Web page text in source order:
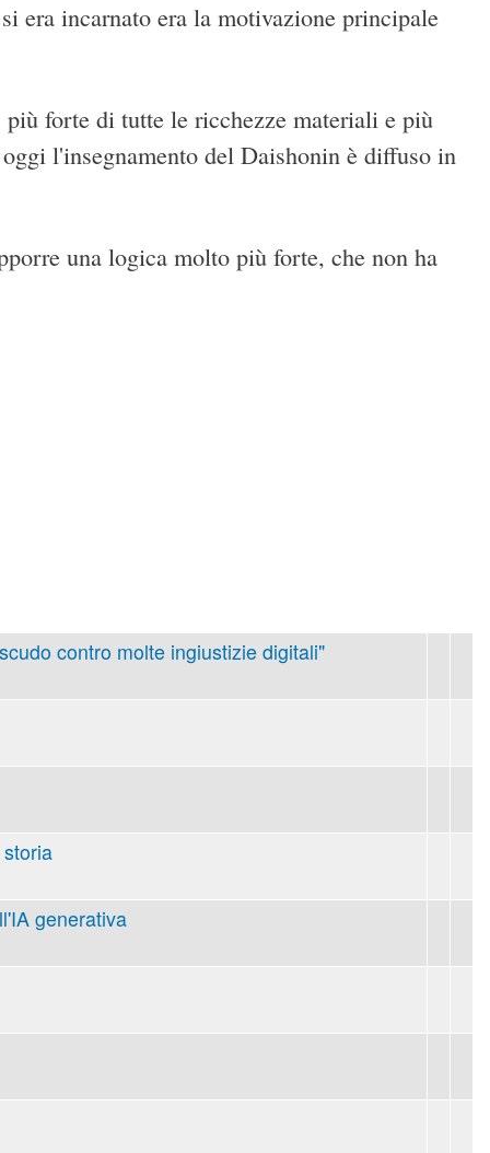
era incarnato era la motivazione principale
forte di tutte le ricchezze materiali e più
l'insegnamento del Daishonin è diffuso in
una logica molto più forte, che non ha
contro molte ingiustizie digitali"
generativa